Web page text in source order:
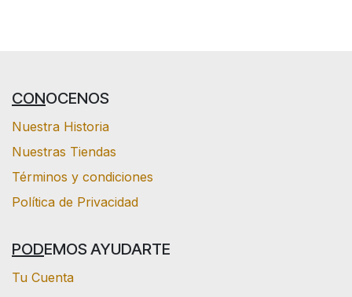
CONOCENOS
Nuestra Historia
Nuestras Tiendas
Términos y condiciones
Política de Privacidad
PODEMOS AYUDARTE
Tu Cuenta